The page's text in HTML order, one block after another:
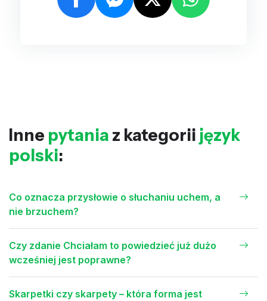
Inne pytania z kategorii język
polski:
Co oznacza przysłowie o słuchaniu uchem, a
nie brzuchem?
Czy zdanie Chciałam to powiedzieć już dużo
wcześniej jest poprawne?
Skarpetki czy skarpety – która forma jest